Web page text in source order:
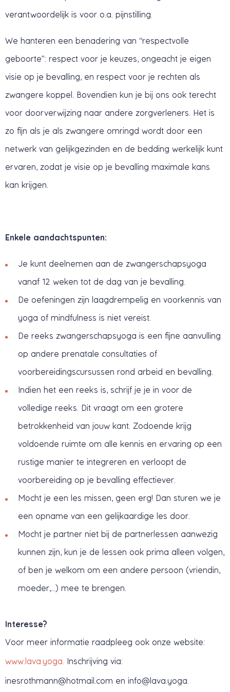
verantwoordelijk is voor o.a. pijnstilling.
We hanteren een benadering van “respectvolle
geboorte”: respect voor je keuzes, ongeacht je eigen
visie op je bevalling, en respect voor je rechten als
zwangere koppel. Bovendien kun je bij ons ook terecht
voor doorverwijzing naar andere zorgverleners. Het is
zo fijn als je als zwangere omringd wordt door een
netwerk van gelijkgezinden en de bedding werkelijk kunt
ervaren, zodat je visie op je bevalling maximale kans
kan krijgen.
Enkele aandachtspunten:
Je kunt deelnemen aan de zwangerschapsyoga
vanaf 12 weken tot de dag van je bevalling.
De oefeningen zijn laagdrempelig en voorkennis van
yoga of mindfulness is niet vereist.
De reeks zwangerschapsyoga is een fijne aanvulling
op andere prenatale consultaties of
voorbereidingscursussen rond arbeid en bevalling.
Indien het een reeks is, schrijf je je in voor de
volledige reeks. Dit vraagt om een grotere
betrokkenheid van jouw kant. Zodoende krijg
voldoende ruimte om alle kennis en ervaring op een
rustige manier te integreren en verloopt de
voorbereiding op je bevalling effectiever.
Mocht je een les missen, geen erg! Dan sturen we je
een opname van een gelijkaardige les door.
Mocht je partner niet bij de partnerlessen aanwezig
kunnen zijn, kun je de lessen ook prima alleen volgen,
of ben je welkom om een andere persoon (vriendin,
moeder,...) mee te brengen.
Interesse?
Voor meer informatie raadpleeg ook onze website:
www.lava.yoga. Inschrijving via:
inesrothmann@hotmail.com en info@lava.yoga.